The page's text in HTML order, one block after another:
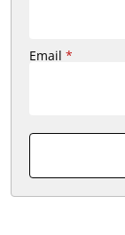
Email *